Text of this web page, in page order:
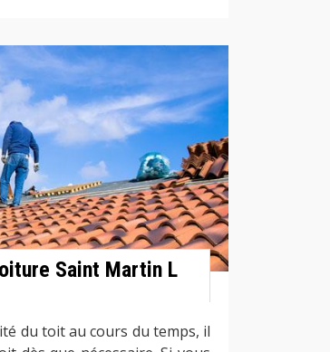
Saint Martin L
du toit au cours du temps, il